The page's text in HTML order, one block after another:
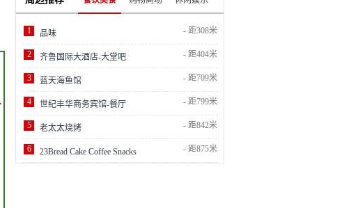
1 品味 - 距308米
2 齐鲁国际大酒店-大堂吧 - 距404米
3 蓝天海鱼馆 - 距709米
4 世纪丰华商务宾馆-餐厅 - 距799米
5 老太太烧烤 - 距842米
6 23Bread Cake Coffee Snacks - 距875米